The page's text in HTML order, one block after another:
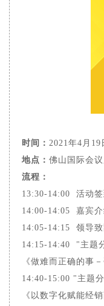
时间： 2021年4月
地点： 佛山国际会
流程：
13:30-14:00 活动签
14:00-14:05 嘉宾介
14:05-14:15 领导致
14:15-14:40 "主题
《做难而正确的事
14:40-15:00 "主题分
《以数字化赋能经